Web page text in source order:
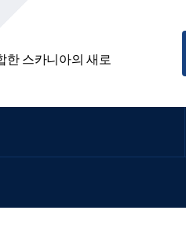
한 스카니아의 새로